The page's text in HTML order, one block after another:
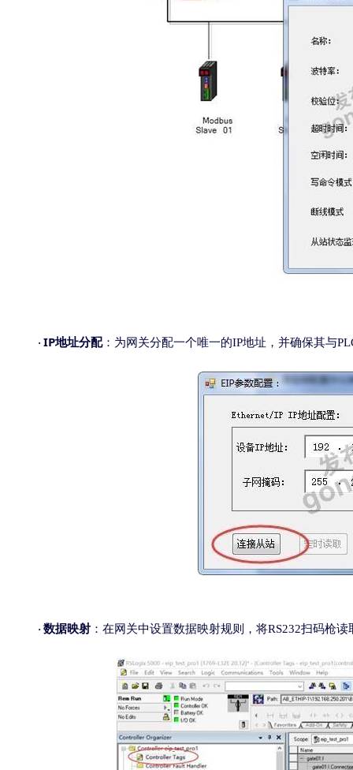
· IP地址分配：为网关分配一个唯一的IP地址，并确保其与
· 数据映射 ：在网关中设置数据映射规则，将RS232扫码枪读